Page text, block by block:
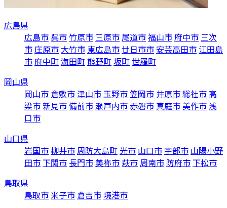
広島県
広島市 呉市竹原市 三原市 尾道市福山市府中市 三次
市庄原市 大竹市 東広島市廿日市市安芸高田市 江田島
市府中町海田町熊野町坂町 世羅町
岡山県
岡山市 倉敷市 津山市玉野市笠岡市 井原市総社市高
梁市新見市備前市瀬戸内市赤磐市真庭市美作市浅
口市
山口県
岩国市柳井市 周防大島町 光市 山口市 宇部市 山陽小野
田市下関市 長門市美祢市 萩市 周南市 防府市下松市
鳥取県
鳥取市米子市 倉吉市境港市